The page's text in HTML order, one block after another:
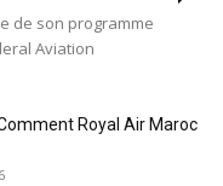
de son programme
Aviation
Royal Air Maroc